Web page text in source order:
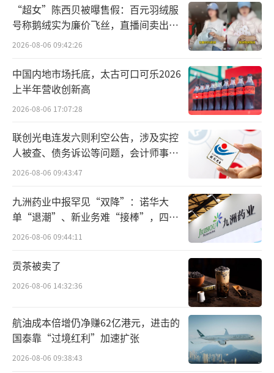
“超女”陈西贝被曝售假：百元羽绒服
号称鹅绒实为廉价飞丝，直播间卖出超
百万元
2026-08-06 09:42:26
中国内地市场托底，太古可口可乐2026
上半年营收创新高
2026-08-06 17:07:28
联创光电连发六则利空公告，涉及实控
人被查、债务诉讼等问题，会计师事务
所曾出具“保留意见”
2026-08-06 09:43:47
九洲药业中报罕见“双降”：诺华大
单“退潮”、新业务难“接棒”，四大
难关待闯
2026-08-06 09:44:11
贡茶被卖了
2026-08-06 14:32:36
航油成本倍增仍净赚62亿港元，进击的
国泰靠“过境红利”加速扩张
2026-08-06 09:38:43